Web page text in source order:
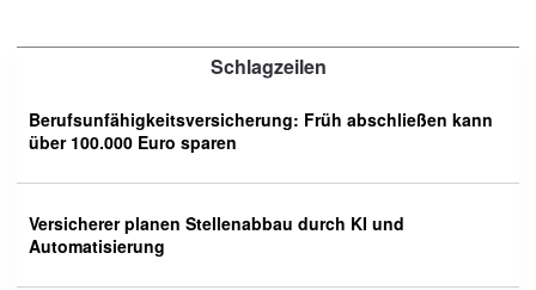
Schlagzeilen
Berufsunfähigkeitsversicherung: Früh abschließen kann
über 100.000 Euro sparen
Versicherer planen Stellenabbau durch KI und
Automatisierung